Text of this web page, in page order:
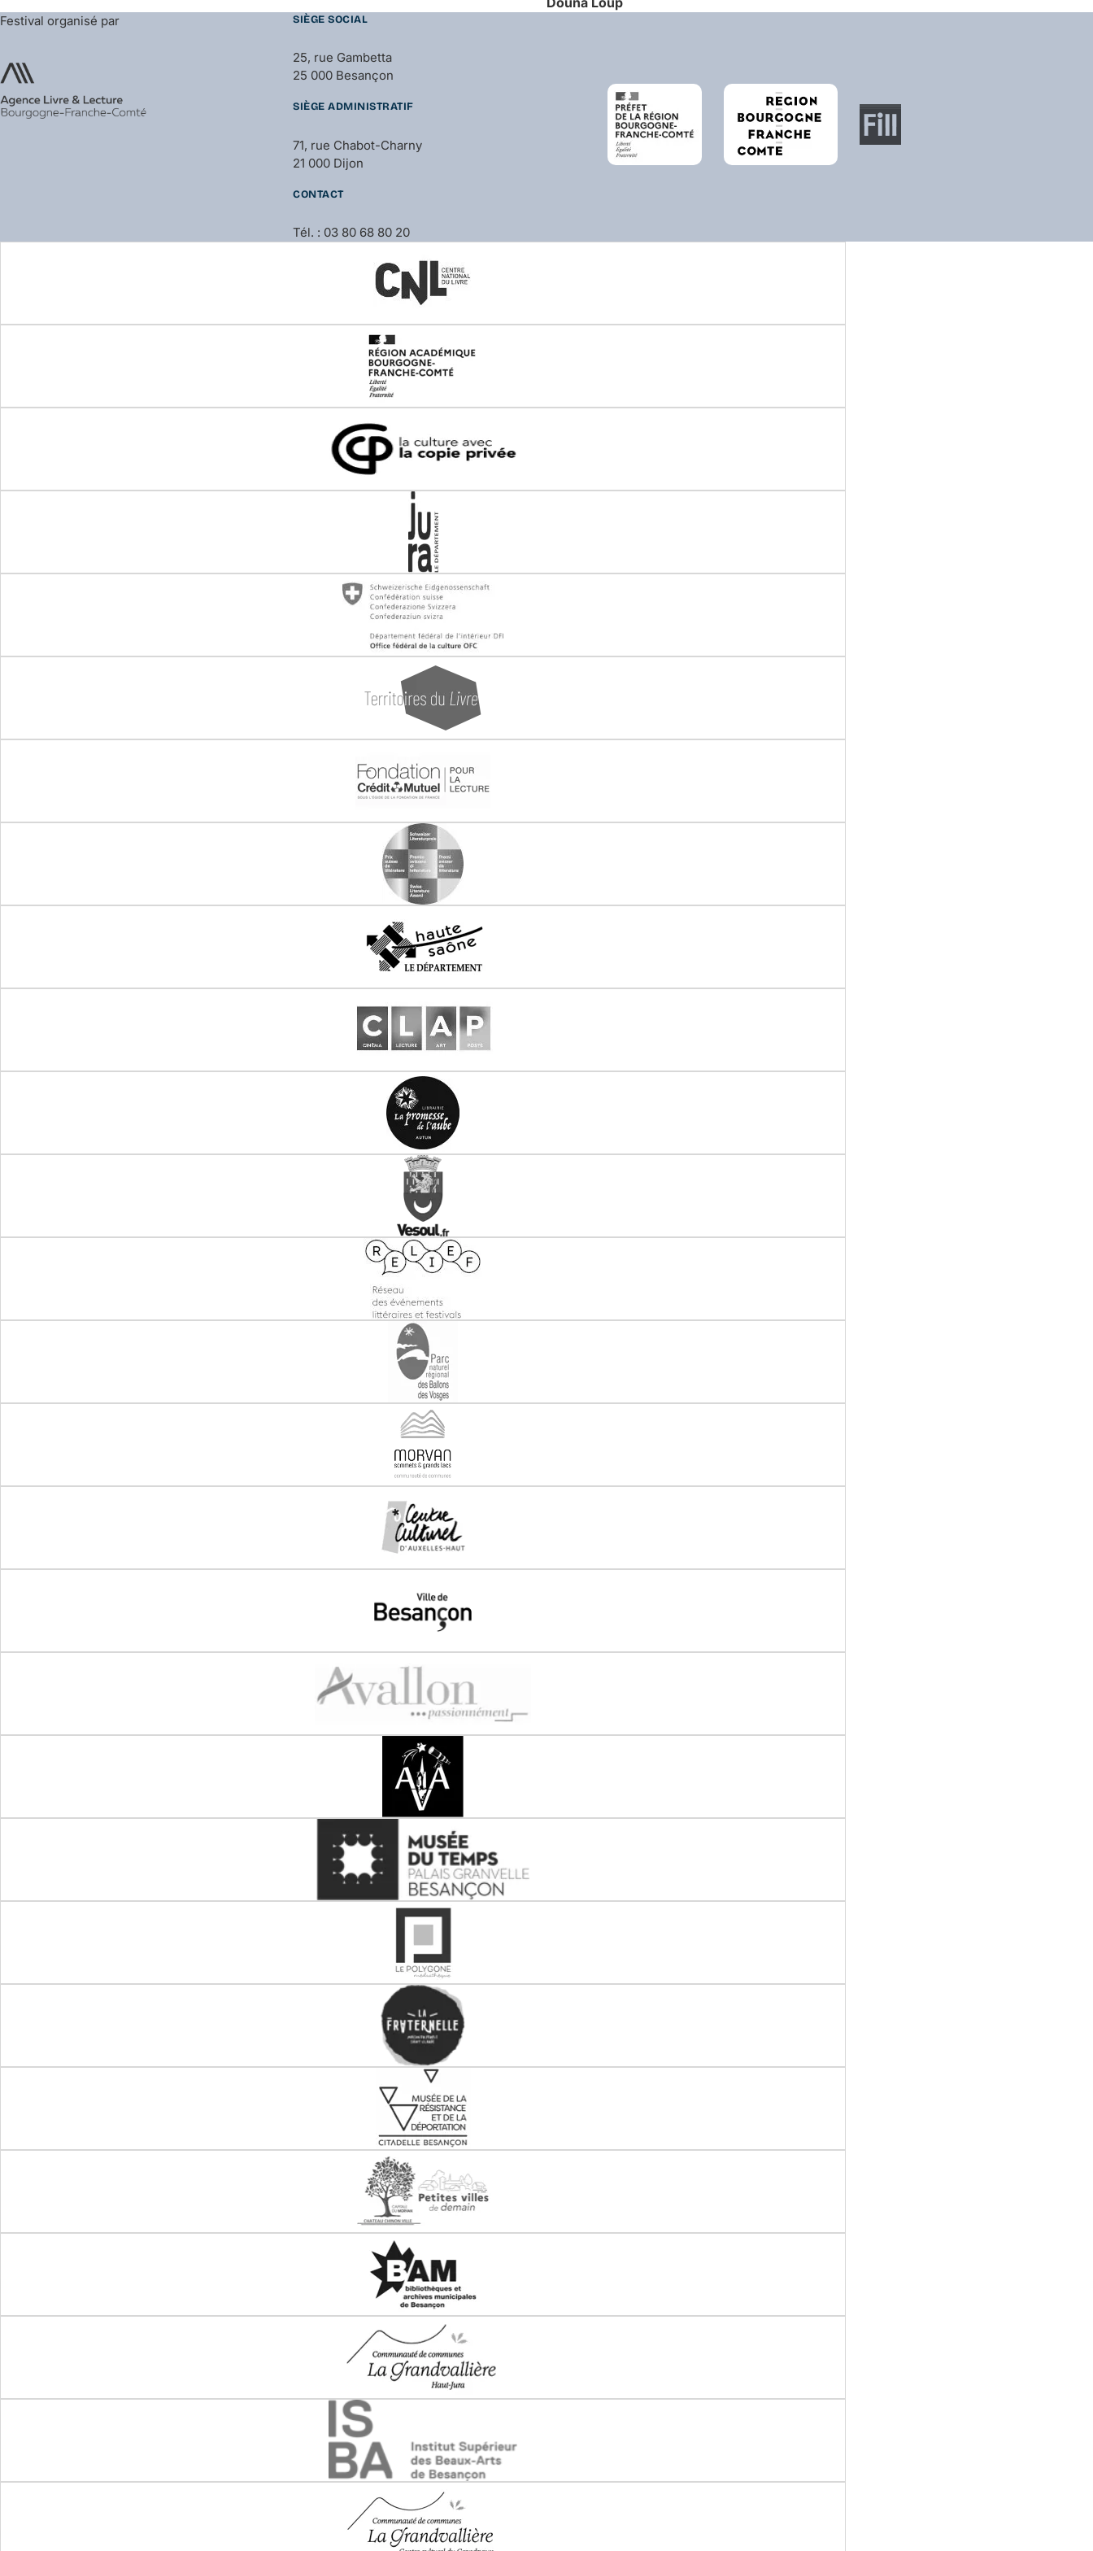
Festival organisé par SIÈGE SOCIAL
25, rue Gambetta
25 000 Besançon
SIÈGE ADMINISTRATIF
71, rue Chabot-Charny
21 000 Dijon
CONTACT
Tél. : 03 80 68 80 20